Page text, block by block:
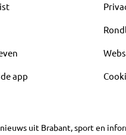
app
uit Brabant, sport en